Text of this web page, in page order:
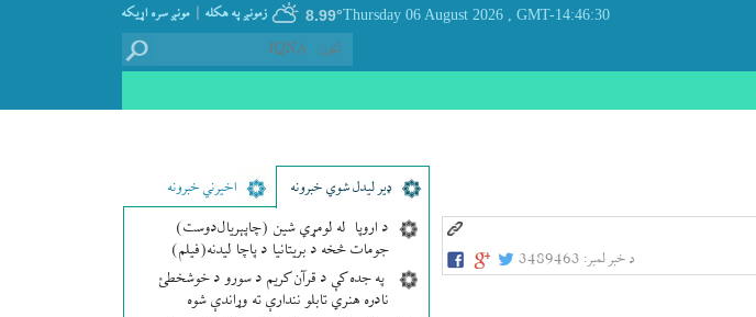
مونږ سره اړيکه | زمونږ په هکله 8.99° GMT-14:46:30
, Thursday 06 August 2026
ډير لیدل شوي خبرونه اخیرني خبرونه
د اروپا له لومړي شین (چاپېریال‌دوست)
جومات څخه د بریتانیا د پاچا لیدنه(فیلم)
په جده کې د قرآن کریم د سورو د خوشخطئ
نادره هنري تابلو نندارې ته وړاندې شوه
د خبر لمبر: 3489463